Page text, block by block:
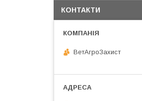
КОНТАКТИ
ВетАгроЗахист